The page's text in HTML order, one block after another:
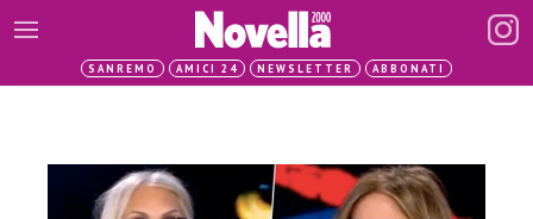
SANREMO AMICI 24 NEWSLETTER ABBONATI